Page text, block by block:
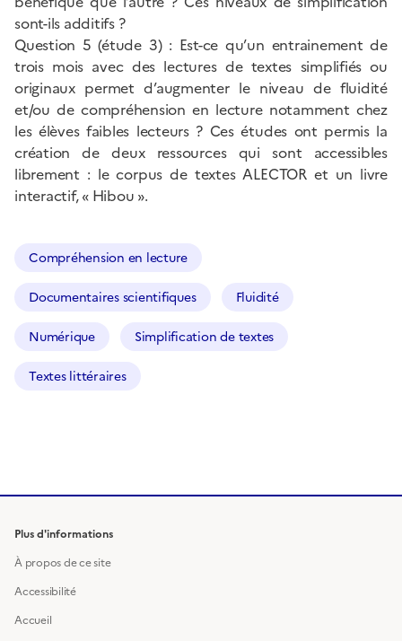
sont-ils additifs ?
Question 5 (étude 3) : Est-ce qu’un entrainement de
trois mois avec des lectures de textes simplifiés ou
originaux permet d’augmenter le niveau de fluidité
et/ou de compréhension en lecture notamment chez
les élèves faibles lecteurs ? Ces études ont permis la
création de deux ressources qui sont accessibles
librement : le corpus de textes ALECTOR et un livre
interactif, « Hibou ».
Compréhension en lecture
Documentaires scientifiques Fluidité
Numérique Simplification de textes
Textes littéraires
Plus d'informations
À propos de ce site
Accessibilité
Accueil